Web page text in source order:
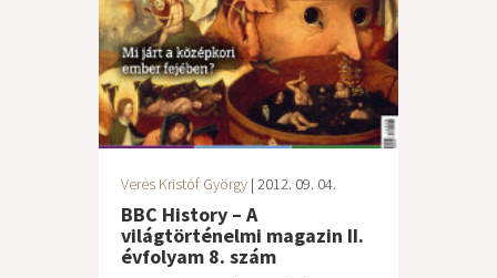
Veres Kristóf György | 2012. 09. 04.
BBC History – A
világtörténelmi magazin II.
évfolyam 8. szám